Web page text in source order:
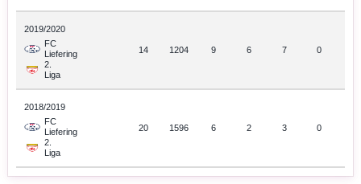
2019/2020
FC
Liefering
2.
Liga
14 1204 9 6 7 0
2018/2019
FC
Liefering
2.
Liga
20 1596 6 2 3 0